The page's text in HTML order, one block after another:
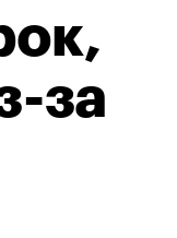
за